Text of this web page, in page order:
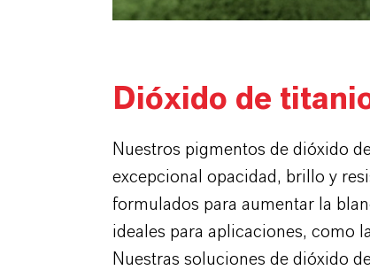
Dióxido de
Nuestros pigmentos de dióxido
excepcional opacidad, brillo y
formulados para aumentar la
ideales para aplicaciones, como
Nuestras soluciones de dióxido